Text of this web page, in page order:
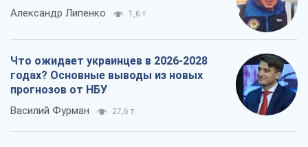
Александр Липенко 1,6 т.
Что ожидает украинцев в 2026-2028
годах? Основные выводы из новых
прогнозов от НБУ
Василий Фурман 27,6 т.